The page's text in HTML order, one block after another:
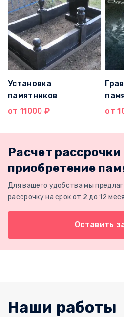
Установка
памятников
от 11000 ₽
от
Расчет рассрочки
приобретение
Для вашего удобства мы
рассрочку на срок от 2 до 12
Оставить
Наши работы